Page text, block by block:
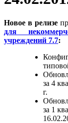
Новое в релизе
для
учреждений 7.7:
за 4
г.
за 1